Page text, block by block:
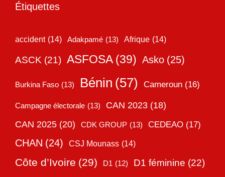
Étiquettes
accident (14) Adakpamé (13) Afrique (14)
ASCK (21) ASFOSA (39) Asko (25)
Burkina Faso (13) Bénin (57) Cameroun (16)
Campagne électorale (13) CAN 2023 (18)
CAN 2025 (20) CDK GROUP (13) CEDEAO (17)
CHAN (24) CSJ Mounass (14)
Côte d’Ivoire (29) D1 (12) D1 féminine (22)